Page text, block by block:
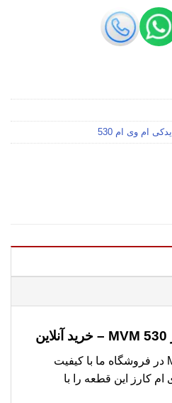
ام وی ام 530
کمپرسور کولر MVM 530 در فروشگاه ما با کیفیت
کارز این قطعه را با